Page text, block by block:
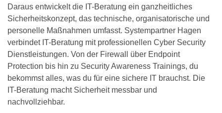
Daraus entwickelt die IT-Beratung ein ganzheitliches
Sicherheitskonzept, das technische, organisatorische und
personelle Maßnahmen umfasst. Systempartner Hagen
verbindet IT-Beratung mit professionellen Cyber Security
Dienstleistungen. Von der Firewall über Endpoint
Protection bis hin zu Security Awareness Trainings, du
bekommst alles, was du für eine sichere IT brauchst. Die
IT-Beratung macht Sicherheit messbar und
nachvollziehbar.